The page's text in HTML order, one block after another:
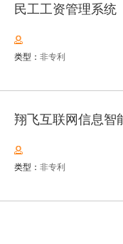
民工工资管理系统
类型： 非专利
翔飞互联网信息智
类型： 非专利